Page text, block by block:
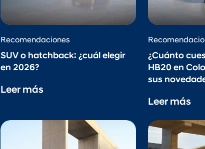
Recomendaciones
SUV o hatchback: ¿cuál elegir
en 2026?
Leer más
¿Cuánto
HB20 en
sus
Leer más